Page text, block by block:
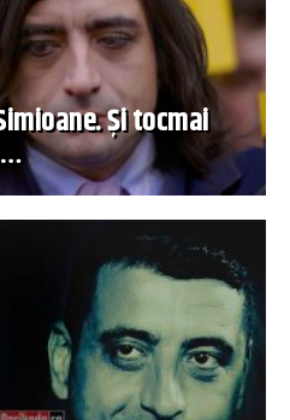
Și tocmai